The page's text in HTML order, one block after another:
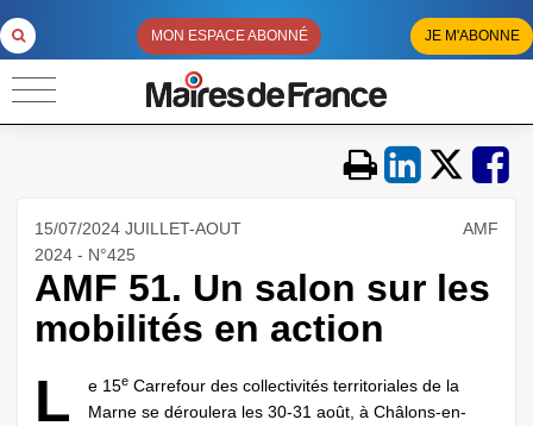
MON ESPACE ABONNÉ JE M'ABONNE
15/07/2024 JUILLET-AOUT
2024 - N°425
AMF
AMF 51. Un salon sur les
mobilités en action
L e 15e Carrefour des collectivités territoriales de la
Marne se déroulera les 30-31 août, à Châlons-en-